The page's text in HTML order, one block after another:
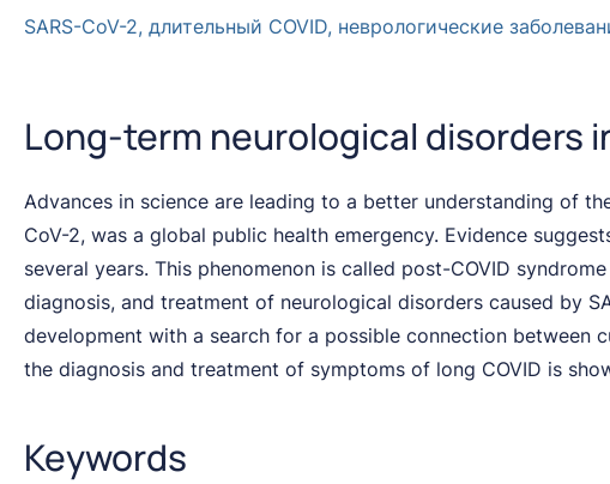
SARS-CoV-2, длительный COVID, неврологические
Long-term neurological disorders
Advances in science are leading to a better understanding of
CoV-2, was a global public health emergency. Evidence
several years. This phenomenon is called post-COVID
diagnosis, and treatment of neurological disorders caused by
development with a search for a possible connection between
the diagnosis and treatment of symptoms of long COVID is
Keywords